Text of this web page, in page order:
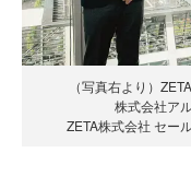
（写真右より）
株式会社ア
ZETA株式会社 セー